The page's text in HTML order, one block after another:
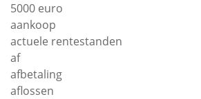
5000 euro
aankoop
actuele rentestanden
af
afbetaling
aflossen